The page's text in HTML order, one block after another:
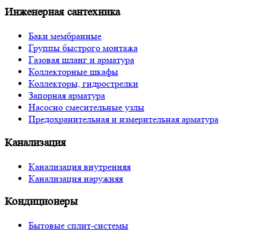
Инженерная сантехника
Баки мембранные
Группы быстрого монтажа
Газовая шланг и арматура
Коллекторные шкафы
Коллекторы, гидрострелки
Запорная арматура
Насосно смесительные узлы
Предохранительная и измерительная арматура
Канализация
Канализация внутренняя
Канализация наружняя
Кондиционеры
Бытовые сплит-системы